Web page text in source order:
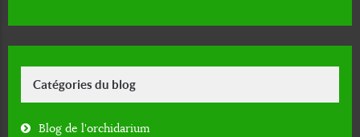
Catégories du blog
Blog de l'orchidarium